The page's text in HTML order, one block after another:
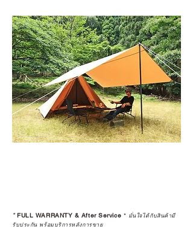
*FULL WARRANTY & After Service * มั่นใจได้กับสินค้ามี
รับประกัน พร้อมบริการหลังการขาย